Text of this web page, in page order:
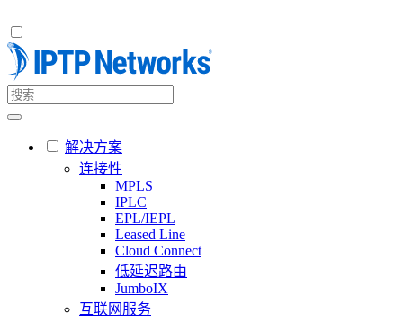
解决方案
连接性
MPLS
IPLC
EPL/IEPL
Leased Line
Cloud Connect
低延迟路由
JumboIX
互联网服务